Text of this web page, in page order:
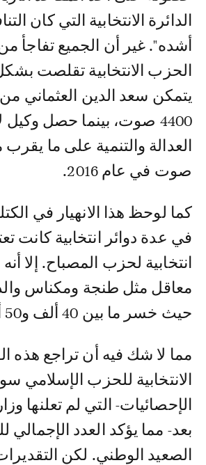
الدائرة الانتخابية التي كان
أشده". غير أن الجميع تفاجأ
الحزب الانتخابية تقلصت
يتمكن سعد الدين العثماني
4400 صوت، بينما حصل
صوت في عام 2016.
كما لوحظ هذا الانهيار في
في عدة دوائر انتخابية كانت
انتخابية لحزب المصباح. إلا
معاقل مثل طنجة ومكناس
حيث خسر ما بين 40 ألف و50 ألف صوت.
مما لا شك فيه أن تراجع هذه
الانتخابية للحزب الإسلامي
الإحصائيات- التي لم تعلنها
بعد- مما يؤكد العدد
الصعيد الوطني. لكن